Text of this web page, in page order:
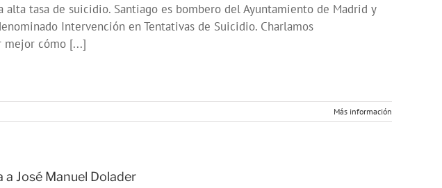
tasa de suicidio. Santiago es bombero del Ayuntamiento de Madrid y
Intervención en Tentativas de Suicidio. Charlamos
mejor cómo [...]
Más información
a José Manuel Dolader